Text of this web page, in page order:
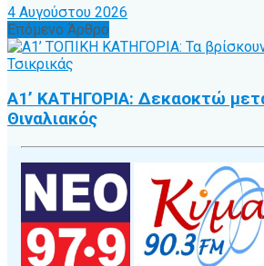
4 Αυγούστου 2026
Επόμενο Άρθρο
Α1’ ΚΑΤΗΓΟΡΙΑ: Δεκαοκτώ
Θιναλιακός